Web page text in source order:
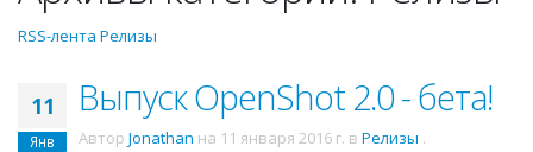
RSS-лента Релизы
11
Янв
Выпуск OpenShot 2.0 - бета!
Автор Jonathan на 11 января 2016 г. в Релизы .